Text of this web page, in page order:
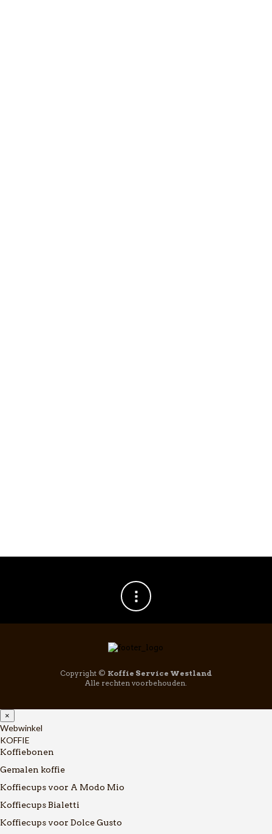
Copyright © Koffie Service Westland
Alle rechten voorbehouden.
×
Webwinkel
KOFFIE
Koffiebonen
Gemalen koffie
Koffiecups voor A Modo Mio
Koffiecups Bialetti
Koffiecups voor Dolce Gusto